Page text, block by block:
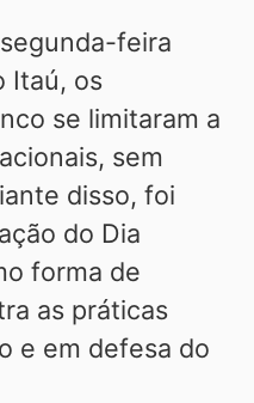
feira
Itaú, os
se limitaram a
sem
disso, foi
do Dia
forma de
as práticas
e em defesa do